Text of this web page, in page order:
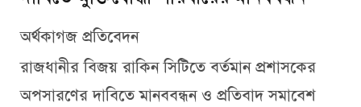
অর্থকাগজ প্রতিবেদন
রাজধানীর বিজয় রাকিন সিটিতে বর্তমান প্রশাসকের
অপসারণের দাবিতে মানববন্ধন ও প্রতিবাদ সমাবেশ